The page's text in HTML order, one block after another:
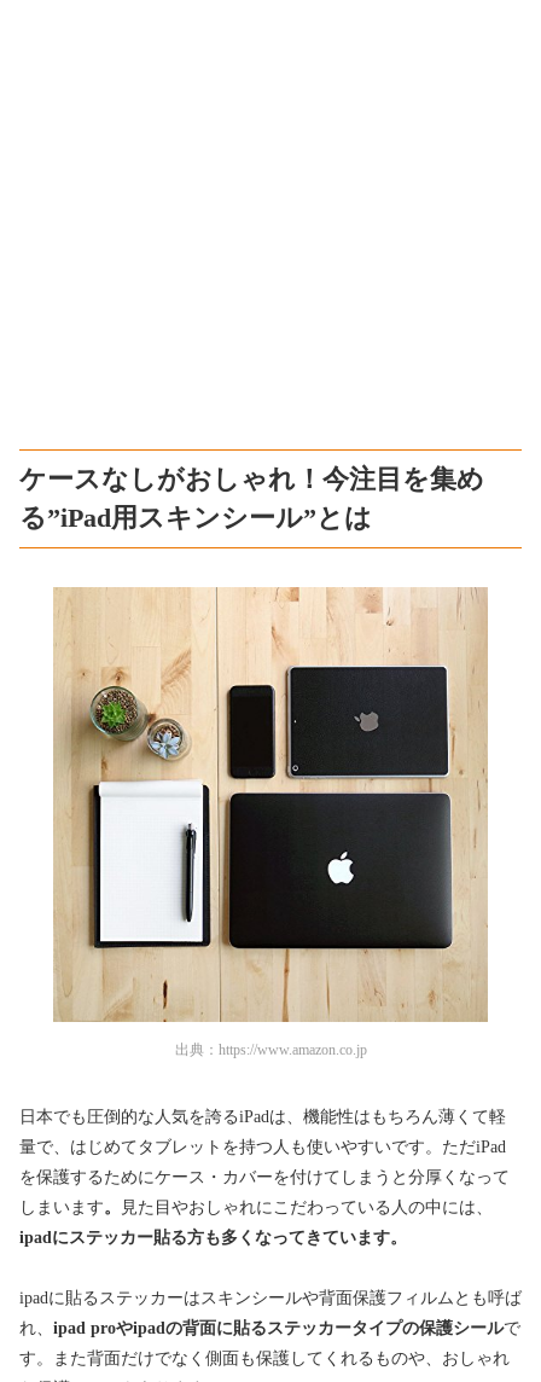
ケースなしがおしゃれ！今注目を集め
る”iPad用スキンシール”とは
出典： https://www.amazon.co.jp
日本でも圧倒的な人気を誇るiPadは、機能性はもちろん薄くて軽
量で、はじめてタブレットを持つ人も使いやすいです。ただiPad
を保護するためにケース・カバーを付けてしまうと分厚くなって
しまいます。
見た目やおしゃれにこだわっている人の中には、
ipadにステッカー貼る方も多くなってきています。
ipadに貼るステッカーはスキンシールや背面保護フィルムとも呼ば
れ、 ipad proやipadの背面に貼るステッカータイプの保護シールで
す。また背面だけでなく側面も保護してくれるものや、おしゃれ